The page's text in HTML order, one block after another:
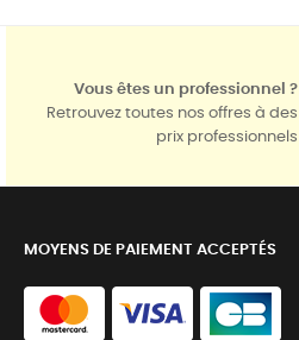
Vous êtes un professionnel ?
Retrouvez toutes nos offres à des
prix professionnels
MOYENS DE PAIEMENT ACCEPTÉS